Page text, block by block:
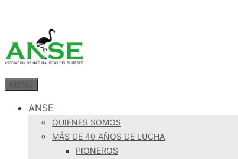
ANSE
QUIENES SOMOS
MÁS DE 40 AÑOS DE LUCHA
PIONEROS